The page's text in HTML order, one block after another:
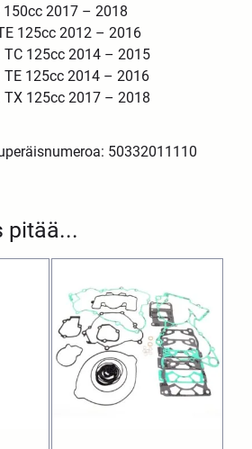
pitää...
150cc 2017 – 2018
125cc 2012 – 2016
TC 125cc 2014 – 2015
TE 125cc 2014 – 2016
TX 125cc 2017 – 2018
50332011110